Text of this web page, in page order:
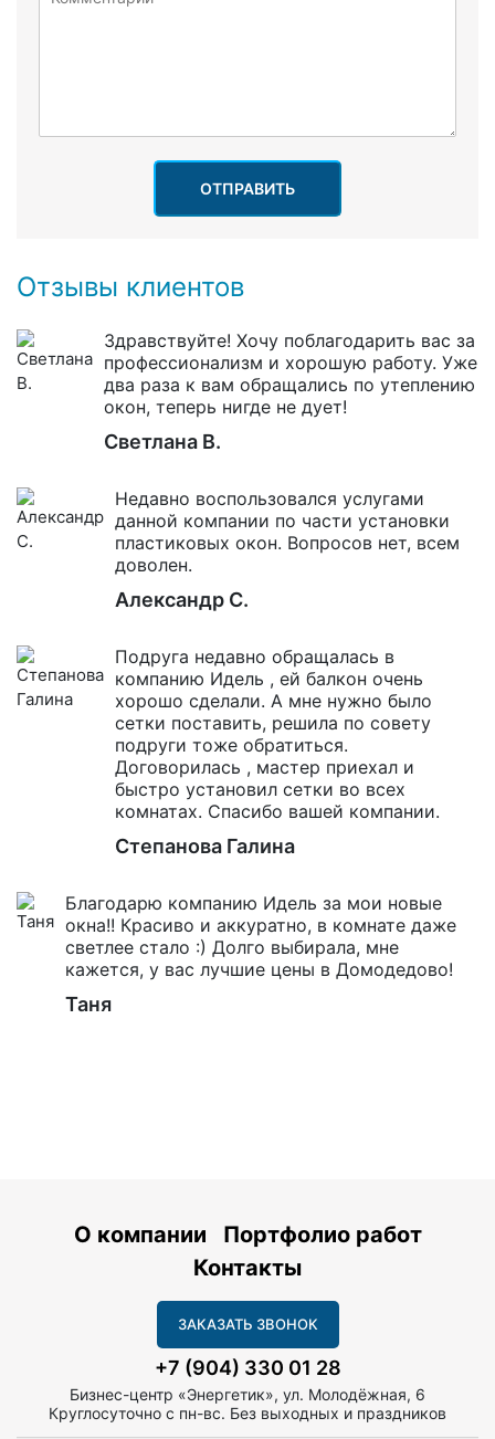
ОТПРАВИТЬ
Отзывы клиентов
Здравствуйте! Хочу поблагодарить вас за
профессионализм и хорошую работу. Уже
два раза к вам обращались по утеплению
окон, теперь нигде не дует!
Светлана В.
Недавно воспользовался услугами
данной компании по части установки
пластиковых окон. Вопросов нет, всем
доволен.
Александр С.
Подруга недавно обращалась в
компанию Идель , ей балкон очень
хорошо сделали. А мне нужно было
сетки поставить, решила по совету
подруги тоже обратиться.
Договорилась , мастер приехал и
быстро установил сетки во всех
комнатах. Спасибо вашей компании.
Степанова Галина
Благодарю компанию Идель за мои новые
окна!! Красиво и аккуратно, в комнате даже
светлее стало :) Долго выбирала, мне
кажется, у вас лучшие цены в Домодедово!
Таня
О компании
Портфолио работ
Контакты
ЗАКАЗАТЬ ЗВОНОК
+7 (904) 330 01 28
Бизнес-центр «Энергетик», ул. Молодёжная, 6
Круглосуточно с пн-вс. Без выходных и праздников